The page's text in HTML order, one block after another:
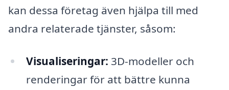
kan dessa företag även hjälpa till med
andra relaterade tjänster, såsom:
Visualiseringar: 3D-modeller och
renderingar för att bättre kunna